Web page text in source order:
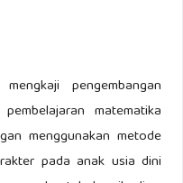
pengembangan
matematika
menggunakan metode
pada anak usia dini